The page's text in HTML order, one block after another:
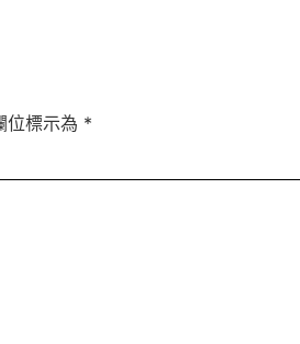
位標示為 *